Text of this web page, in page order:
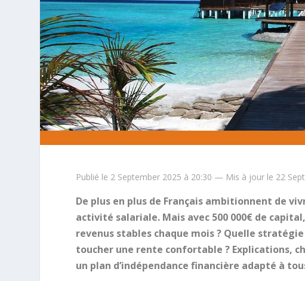
Publié le 2 September 2025 à 20:30 — Mis à jour le 22
De plus en plus de Français ambitionnent de
activité salariale. Mais avec 500 000€ de
revenus stables chaque mois ? Quelle
toucher une rente confortable ? Explications,
un plan d’indépendance financière adapté à